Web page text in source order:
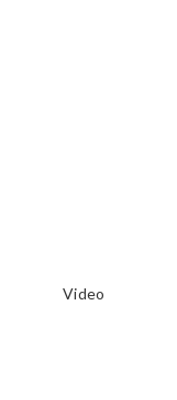
Video